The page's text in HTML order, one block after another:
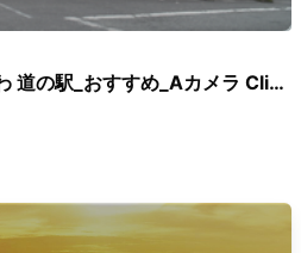
道の駅きなはい屋しろかわ 道の駅_おすすめ_Aカメラ Clip0041 いっぷく茶屋 外観